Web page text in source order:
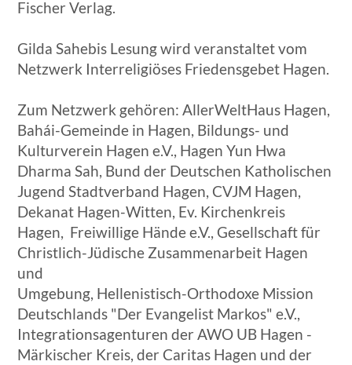
Fischer Verlag.
Gilda Sahebis Lesung wird veranstaltet vom
Netzwerk Interreligiöses Friedensgebet Hagen.
Zum Netzwerk gehören: AllerWeltHaus Hagen,
Bahái-Gemeinde in Hagen, Bildungs- und
Kulturverein Hagen e.V., Hagen Yun Hwa
Dharma Sah, Bund der Deutschen Katholischen
Jugend Stadtverband Hagen, CVJM Hagen,
Dekanat Hagen-Witten, Ev. Kirchenkreis
Hagen, Freiwillige Hände e.V., Gesellschaft für
Christlich-Jüdische Zusammenarbeit Hagen
und
Umgebung, Hellenistisch-Orthodoxe Mission
Deutschlands "Der Evangelist Markos" e.V.,
Integrationsagenturen der AWO UB Hagen -
Märkischer Kreis, der Caritas Hagen und der